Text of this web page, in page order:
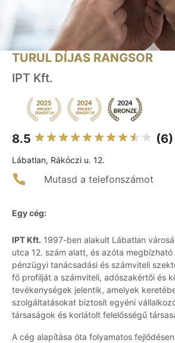
TURUL DÍJAS RANGSOR
IPT Kft.
8.5 (6)
Lábatlan, Rákóczi u. 12.
Mutasd a telefonszámot
Egy cég:
IPT Kft. 1997-ben alakult Lábatlan
utca 12. szám alatt, és azóta megbízható
pénzügyi tanácsadási és számviteli
fő profilját a számviteli, adószakértői és
tevékenységek jelentik, amelyek
szolgáltatásokat biztosít egyéni
társaságok és korlátolt felelősségű
A cég alapítása óta folyamatos